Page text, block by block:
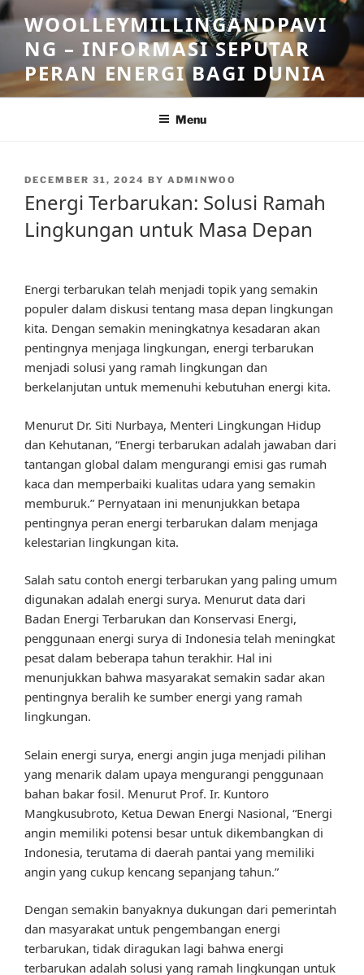
Skip
to
content
WOOLLEYMILLINGANDPAVI
NG – INFORMASI SEPUTAR
PERAN ENERGI BAGI DUNIA
Menu
POSTED
DECEMBER 31, 2024 BY ADMINWOO
Energi Terbarukan: Solusi Ramah
Lingkungan untuk Masa Depan
Energi terbarukan telah menjadi topik yang semakin
populer dalam diskusi tentang masa depan lingkungan
kita. Dengan semakin meningkatnya kesadaran akan
pentingnya menjaga lingkungan, energi terbarukan
menjadi solusi yang ramah lingkungan dan
berkelanjutan untuk memenuhi kebutuhan energi kita.
Menurut Dr. Siti Nurbaya, Menteri Lingkungan Hidup
dan Kehutanan, “Energi terbarukan adalah jawaban dari
tantangan global dalam mengurangi emisi gas rumah
kaca dan memperbaiki kualitas udara yang semakin
memburuk.” Pernyataan ini menunjukkan betapa
pentingnya peran energi terbarukan dalam menjaga
kelestarian lingkungan kita.
Salah satu contoh energi terbarukan yang paling umum
digunakan adalah energi surya. Menurut data dari
Badan Energi Terbarukan dan Konservasi Energi,
penggunaan energi surya di Indonesia telah meningkat
pesat dalam beberapa tahun terakhir. Hal ini
menunjukkan bahwa masyarakat semakin sadar akan
pentingnya beralih ke sumber energi yang ramah
lingkungan.
Selain energi surya, energi angin juga menjadi pilihan
yang menarik dalam upaya mengurangi penggunaan
bahan bakar fosil. Menurut Prof. Ir. Kuntoro
Mangkusubroto, Ketua Dewan Energi Nasional, “Energi
angin memiliki potensi besar untuk dikembangkan di
Indonesia, terutama di daerah pantai yang memiliki
angin yang cukup kencang sepanjang tahun.”
Dengan semakin banyaknya dukungan dari pemerintah
dan masyarakat untuk pengembangan energi
terbarukan, tidak diragukan lagi bahwa energi
terbarukan adalah solusi yang ramah lingkungan untuk